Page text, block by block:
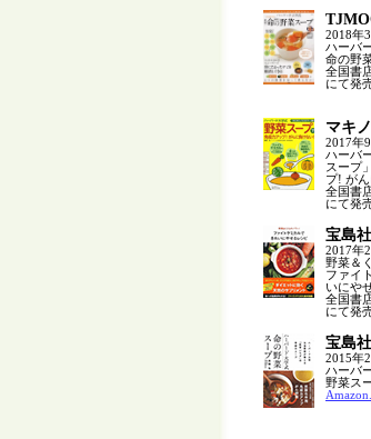
2018年
ハーバ
命の野
全国書店
にて発
マキ
2017年
ハーバ
スープ
プ! が
全国書店
にて発
宝島社
2017年
野菜＆
ファイ
いにや
全国書店
にて発
宝島社
2015年
ハーバ
野菜ス